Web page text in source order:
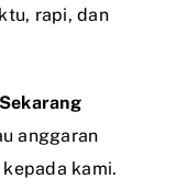
rapi, dan
anggaran
kami.